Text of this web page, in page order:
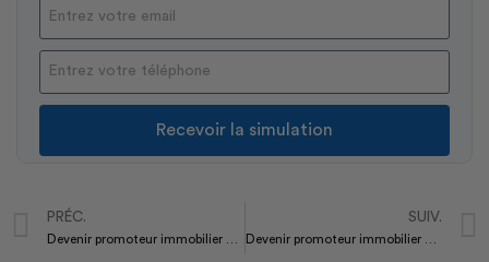
Recevoir la simulation
PRÉC. SUIV.